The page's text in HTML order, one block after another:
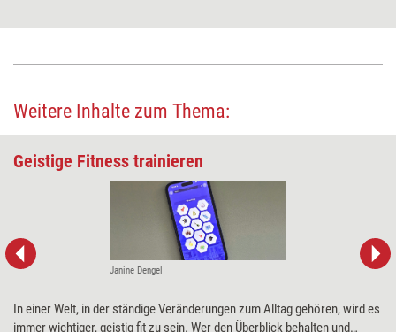
Weitere Inhalte zum Thema:
Geistige Fitness trainieren
Janine Dengel
In einer Welt, in der ständige Veränderungen zum Alltag gehören, wird es
immer wichtiger, geistig fit zu sein. Wer den Überblick behalten und